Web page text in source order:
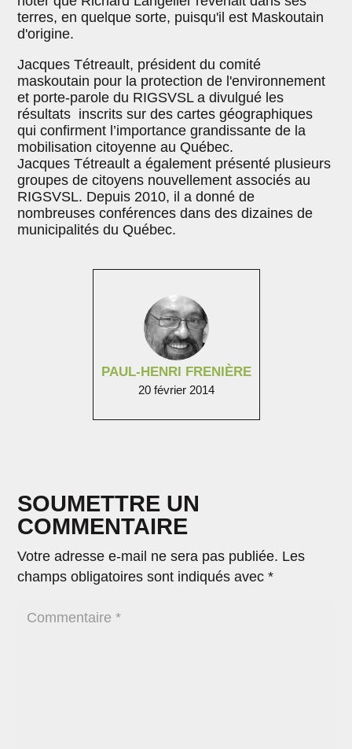
PAUL-HENRI FRENIÈRE
20 février 2014
terres, en quelque sorte, puisqu'il est Maskoutain
d'origine.
Jacques Tétreault, président du comité
maskoutain pour la protection de l'environnement
et porte-parole du RIGSVSL a divulgué les
résultats inscrits sur des cartes géographiques
qui confirment l’importance grandissante de la
mobilisation citoyenne au Québec.
Jacques Tétreault a également présenté plusieurs
groupes de citoyens nouvellement associés au
RIGSVSL. Depuis 2010, il a donné de
nombreuses conférences dans des dizaines de
municipalités du Québec.
SOUMETTRE UN
COMMENTAIRE
Votre adresse e-mail ne sera pas publiée. Les
champs obligatoires sont indiqués avec*